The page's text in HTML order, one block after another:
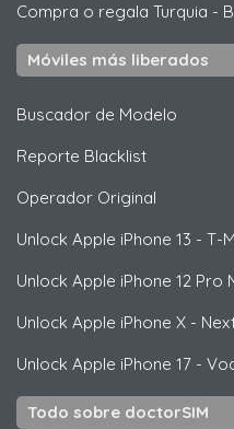
Compra o regala Turquia -
Móviles más liberados
Buscador de Modelo
Reporte Blacklist
Operador Original
Unlock Apple iPhone 13 - T-
Unlock Apple iPhone 12 Pro
Unlock Apple iPhone X -
Unlock Apple iPhone 17 -
Todo sobre doctorSIM